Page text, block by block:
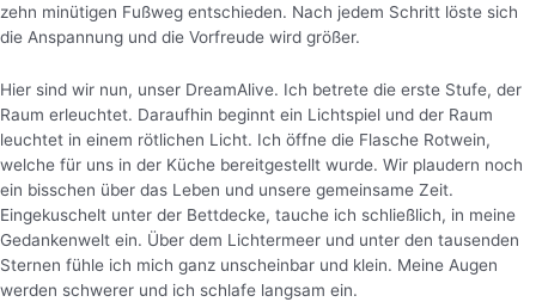
zehn minütigen Fußweg entschieden. Nach jedem Schritt löste sich
die Anspannung und die Vorfreude wird größer.
Hier sind wir nun, unser DreamAlive. Ich betrete die erste Stufe, der
Raum erleuchtet. Daraufhin beginnt ein Lichtspiel und der Raum
leuchtet in einem rötlichen Licht. Ich öffne die Flasche Rotwein,
welche für uns in der Küche bereitgestellt wurde. Wir plaudern noch
ein bisschen über das Leben und unsere gemeinsame Zeit.
Eingekuschelt unter der Bettdecke, tauche ich schließlich, in meine
Gedankenwelt ein. Über dem Lichtermeer und unter den tausenden
Sternen fühle ich mich ganz unscheinbar und klein. Meine Augen
werden schwerer und ich schlafe langsam ein.